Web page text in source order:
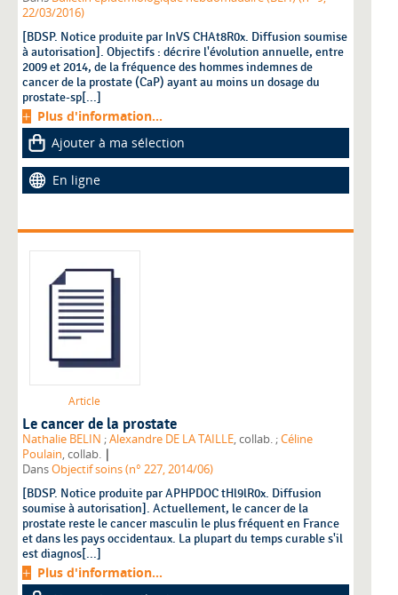
22/03/2016)
[BDSP. Notice produite par InVS CHAt8R0x. Diffusion soumise
à autorisation]. Objectifs : décrire l'évolution annuelle, entre
2009 et 2014, de la fréquence des hommes indemnes de
cancer de la prostate (CaP) ayant au moins un dosage du
prostate-sp[...]
Plus d'information...
Ajouter à ma sélection
En ligne
Article
Le cancer de la prostate
Nathalie BELIN ;Alexandre DE LA TAILLE , collab. ;Céline
Poulain, collab. |
DansObjectif soins (n° 227, 2014/06)
[BDSP. Notice produite par APHPDOC tHl9lR0x. Diffusion
soumise à autorisation]. Actuellement, le cancer de la
prostate reste le cancer masculin le plus fréquent en France
et dans les pays occidentaux. La plupart du temps curable s'il
est diagnos[...]
Plus d'information...